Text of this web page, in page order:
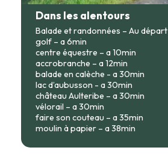
Dans les alentours
Balade et randonnées – Au
golf – a 6min
centre équestre – a 10min
accrobranche – a 12min
balade en calèche - a 30min
lac d’aubusson - a 30min
château Aulteribe – a 30min
vélorail – a 30min
faire son couteau – a 35min
moulin à papier – a 38min